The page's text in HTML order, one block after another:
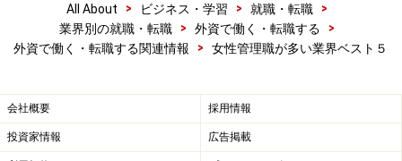
All About > ビジネス・学習 > 就職・転職
>
業界別の就職・転職
> 外資で働く・転職する
>
外資で働く・転職する関連情報
> 女性管理職が多い業界ベスト５
会社概要 採用情報
投資家情報 広告掲載